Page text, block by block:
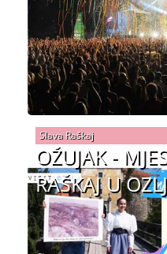
OŽUJAK -
RAŠKAJ U
Slava Raškaj